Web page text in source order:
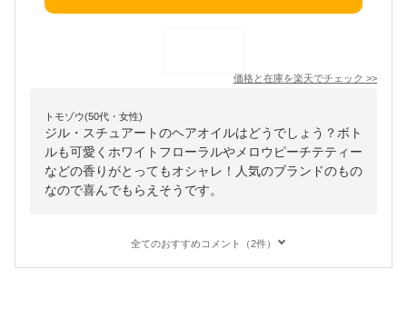
価格と在庫を楽天でチェック >>
トモゾウ(50代・女性)
ジル・スチュアートのヘアオイルはどうでしょう？ボト
ルも可愛くホワイトフローラルやメロウピーチテティー
などの香りがとってもオシャレ！人気のブランドのもの
なので喜んでもらえそうです。
全てのおすすめコメント（2件）